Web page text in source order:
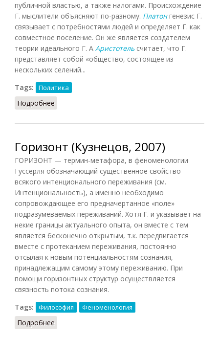
публичной властью, а также налогами. Происхождение
Г. мыслители объясняют по-разному. Платонгенезис Г.
связывает с потребностями людей и определяет Г. как
совместное поселение. Он же является создателем
теории идеального Г. А Аристотельсчитает, что Г.
представляет собой «общество, состоящее из
нескольких селений...
Tags:
Политика
Подробнее
Горизонт (Кузнецов, 2007)
ГОРИЗОНТ — термин-метафора, в феноменологии
Гуссерля обозначающий существенное свойство
всякого интенционального переживания (см.
Интенциональность), а именно необходимо
сопровождающее его предначертанное «поле»
подразумеваемых переживаний. Хотя Г. и указывает на
некие границы актуального опыта, он вместе с тем
является бесконечно открытым, т.к. передвигается
вместе с протеканием переживания, постоянно
отсылая к новым потенциальностям сознания,
принадлежащим самому этому переживанию. При
помощи горизонтных структур осуществляется
связность потока сознания.
Tags:
Философия Феноменология
Подробнее